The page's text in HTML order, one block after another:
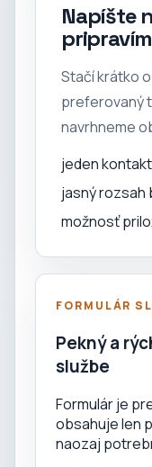
Napíšte
Stačí krátko
preferovaný
navrhneme
jeden
jasný
možnosť
FORMULÁR
Pekný a
službe
Formulár je
obsahuje len
naozaj